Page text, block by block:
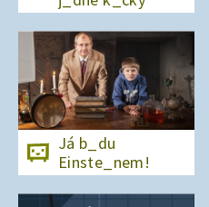
Já b_du
Einste_nem!